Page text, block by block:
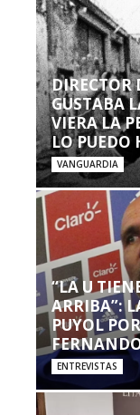
DIRECTOR
GUSTABA
VIERA LA
LO PUEDO
VANGUARDIA
“LA U
ARRIBA”:
PUYOL
ENTREVISTAS